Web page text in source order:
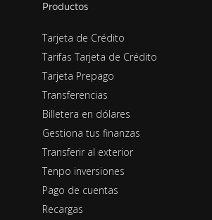
Productos
Tarjeta de Crédito
Tarifas Tarjeta de Crédito
Tarjeta Prepago
Transferencias
Billetera en dólares
Gestiona tus finanzas
Transferir al exterior
Tenpo inversiones
Pago de cuentas
Recargas